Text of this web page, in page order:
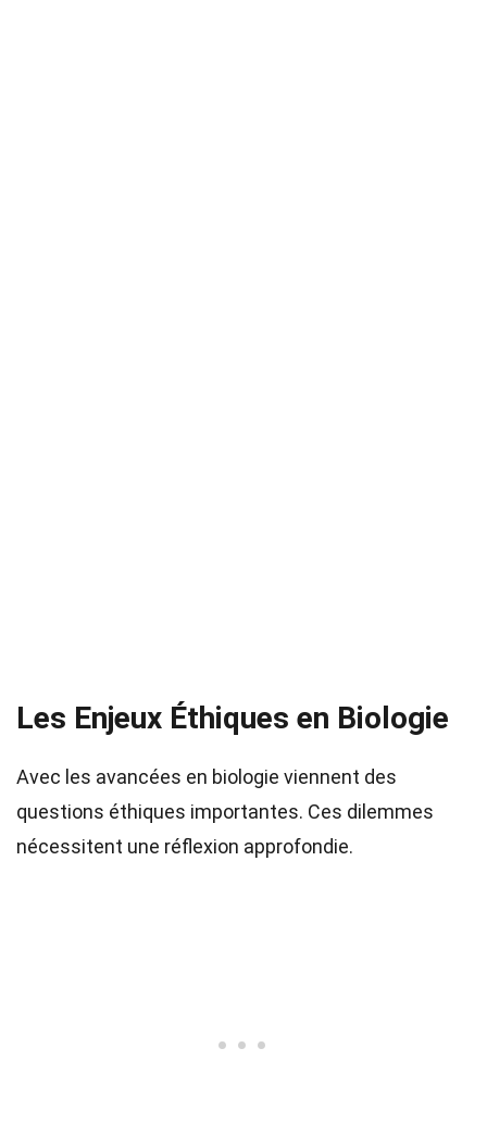
Les Enjeux Éthiques en Biologie
Avec les avancées en biologie viennent des
questions éthiques importantes. Ces dilemmes
nécessitent une réflexion approfondie.